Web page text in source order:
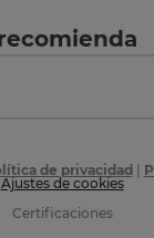
de privacidad
Ajustes de cookies
Certificaciones